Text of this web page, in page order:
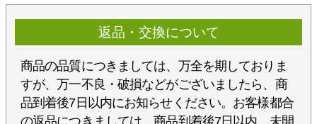
返品・交換について
商品の品質につきましては、万全を期しておりま
すが、万一不良・破損などがございましたら、商
品到着後7日以内にお知らせください。お客様都合
の返品につきましては、商品到着後7日以内、未開